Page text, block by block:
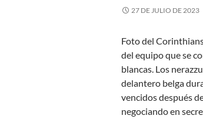
27 DE JULIO DE 2023
Foto del
del equipo que se
blancas. Los
delantero belga
vencidos después
negociando en